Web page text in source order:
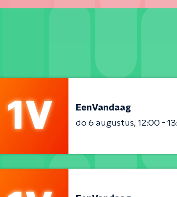
EenVandaag
do 6 augustus 12:00 -